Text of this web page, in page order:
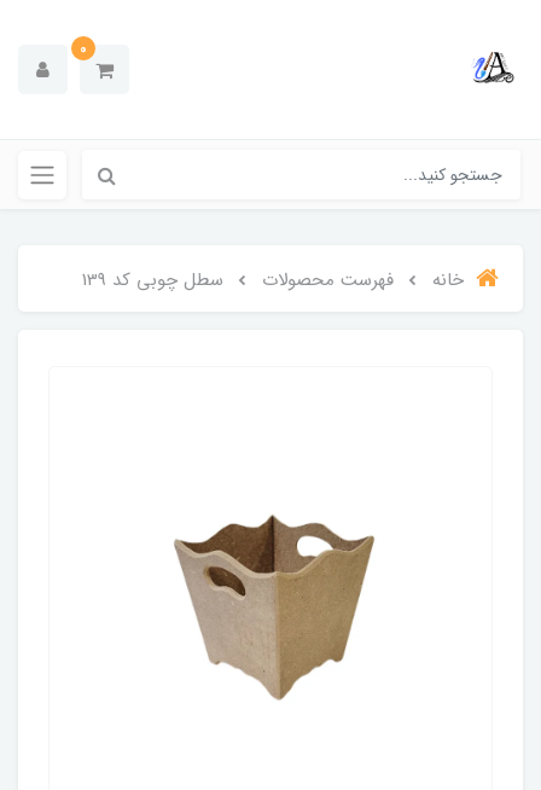
0
خانه فهرست محصولات سطل چوبی کد 139